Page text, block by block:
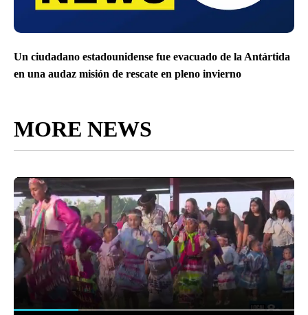
Un ciudadano estadounidense fue evacuado de la Antártida
en una audaz misión de rescate en pleno invierno
MORE NEWS